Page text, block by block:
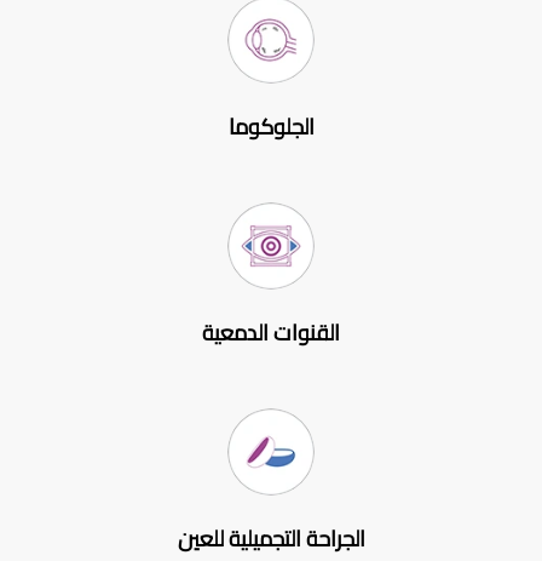
الجلوكوما
القنوات الدمعية
الجراحة التجميلية للعين